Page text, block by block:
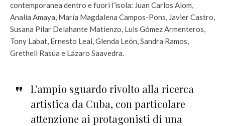
contemporanea dentro e fuori l’isola: Juan Carlos Alom,
Analía Amaya, María Magdalena Campos-Pons, Javier Castro,
Susana Pilar Delahante Matienzo, Luis Gómez Armenteros,
Tony Labat, Ernesto Leal, Glenda León, Sandra Ramos,
Grethell Rasúa e Lázaro Saavedra.
L’ampio sguardo rivolto alla ricerca
artistica da Cuba, con particolare
attenzione ai protagonisti di una